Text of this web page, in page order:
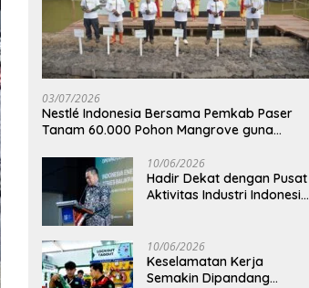
03/07/2026
Nestlé Indonesia Bersama Pemkab Paser
Tanam 60.000 Pohon Mangrove guna
10/06/2026
Hadir Dekat dengan Pusat
Aktivitas Industri Indonesia
Balikpapan
10/06/2026
Keselamatan Kerja
Semakin Dipandang